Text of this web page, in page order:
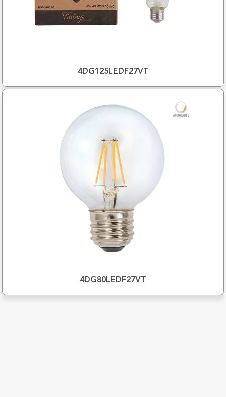
4DG125LEDF27VT
4DG80LEDF27VT